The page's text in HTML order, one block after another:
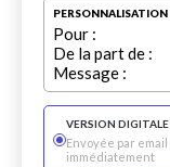
PERSONNALISATION
Pour :
De la part de :
Message :
VERSION DIGITALE
Envoyée par email
immédiatement